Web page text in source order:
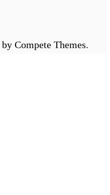
by Compete Themes.